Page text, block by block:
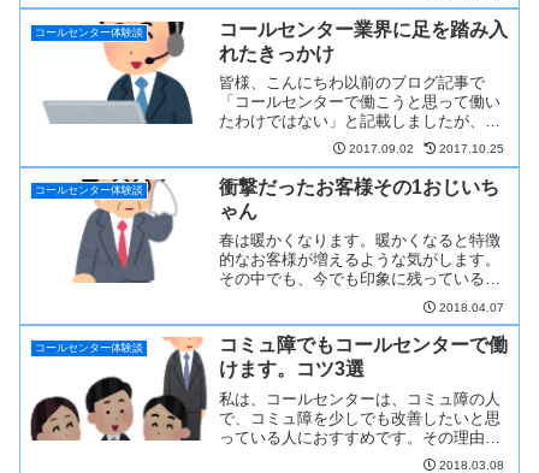
コールセンター体験談
コールセンター業界に足を踏み入
れたきっかけ
皆様、こんにちわ以前のブログ記事で
「コールセンターで働こうと思って働い
たわけではない」と記載しましたが、で
はなぜコールセンターで働くことになっ
たかを紹介したいと...
2017.09.02 2017.10.25
コールセンター体験談
衝撃だったお客様その1おじいち
ゃん
春は暖かくなります。暖かくなると特徴
的なお客様が増えるような気がします。
その中でも、今でも印象に残っているお
客様とのエピソードを紹介します。どこ
2018.04.07
コールセンター体験談
コミュ障でもコールセンターで働
けます。コツ3選
私は、コールセンターは、コミュ障の人
で、コミュ障を少しでも改善したいと思
っている人におすすめです。その理由
は、コミュ障を克服するためには、とに
2018.03.08